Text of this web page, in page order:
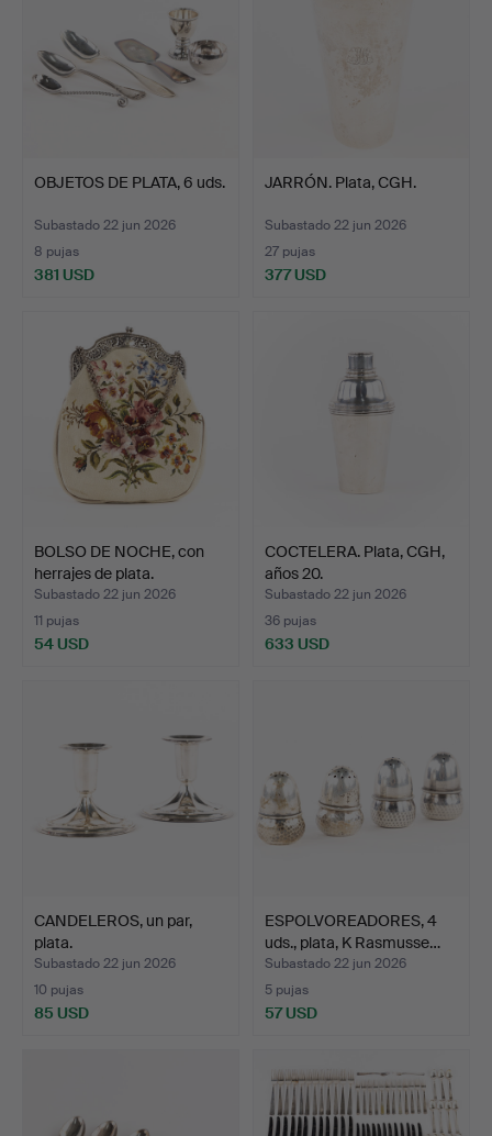
OBJETOS DE PLATA, 6 uds.
Subastado 22 jun 2026
8 pujas
381 USD
JARRÓN. Plata, CGH.
Subastado 22 jun 2026
27 pujas
377 USD
BOLSO DE NOCHE, con
herrajes de plata.
Subastado 22 jun 2026
11 pujas
54 USD
COCTELERA. Plata, CGH,
años 20.
Subastado 22 jun 2026
36 pujas
633 USD
CANDELEROS, un par,
plata.
Subastado 22 jun 2026
10 pujas
85 USD
ESPOLVOREADORES, 4
uds., plata, K Rasmusse…
Subastado 22 jun 2026
5 pujas
57 USD